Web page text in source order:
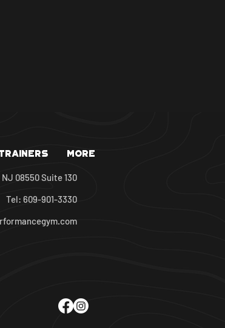
More
08550 Suite 130
Tel: 609-901-3330